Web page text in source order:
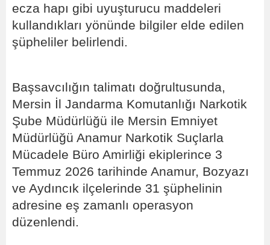
ecza hapı gibi uyuşturucu maddeleri
kullandıkları yönünde bilgiler elde edilen
şüpheliler belirlendi.
Başsavcılığın talimatı doğrultusunda,
Mersin İl Jandarma Komutanlığı Narkotik
Şube Müdürlüğü ile Mersin Emniyet
Müdürlüğü Anamur Narkotik Suçlarla
Mücadele Büro Amirliği ekiplerince 3
Temmuz 2026 tarihinde Anamur, Bozyazı
ve Aydıncık ilçelerinde 31 şüphelinin
adresine eş zamanlı operasyon
düzenlendi.